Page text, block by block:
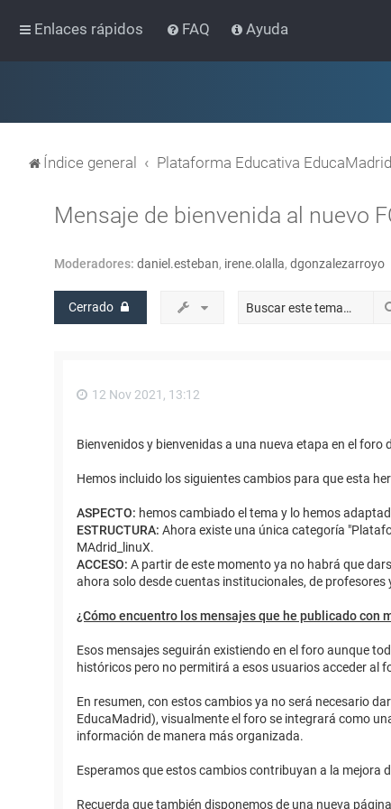
Enlaces rápidos FAQ Ayuda
Índice general Plataforma Educativa EducaMadrid
Mensaje de bienvenida al nuevo
Moderadores: daniel.esteban, irene.olalla, dgonzalezarroyo
Cerrado
12 Nov 2021, 13:12
Bienvenidos y bienvenidas a una nueva etapa en el foro
Hemos incluido los siguientes cambios para que esta
ASPECTO: hemos cambiado el tema y lo hemos
ESTRUCTURA: Ahora existe una única categoría
MAdrid_linuX.
ACCESO: A partir de este momento ya no habrá que
ahora solo desde cuentas institucionales, de profesores
¿Cómo encuentro los mensajes que he publicado con
Esos mensajes seguirán existiendo en el foro aunque
históricos pero no permitirá a esos usuarios acceder al
En resumen, con estos cambios ya no será necesario
EducaMadrid), visualmente el foro se integrará como
información de manera más organizada.
Esperamos que estos cambios contribuyan a la mejora
Recuerda que también disponemos de una nueva